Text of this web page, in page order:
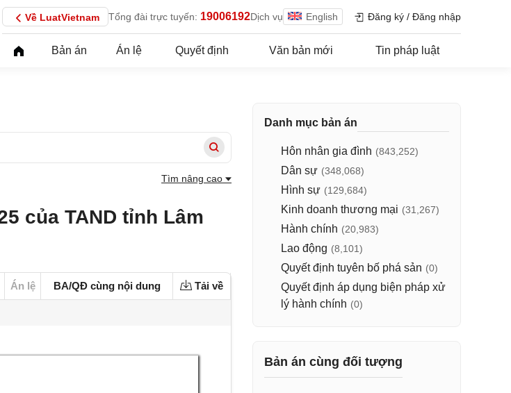
Về LuatVietnam Tổng đài trực tuyến: 19006192Dịch vụ English Đăng ký / Đăng nhập
Bản án Án lệ Quyết định Văn bản mới Tin pháp luật
Tìm nâng cao
của TAND tỉnh Lâm
Án lệ BA/QĐ cùng nội dung Tải về
Danh mục bản án
Hôn nhân gia đình (843,252)
Dân sự (348,068)
Hình sự (129,684)
Kinh doanh thương mại (31,267)
Hành chính (20,983)
Lao động (8,101)
Quyết định tuyên bố phá sản (0)
Quyết định áp dụng biện pháp xử
lý hành chính (0)
Bản án cùng đối tượng